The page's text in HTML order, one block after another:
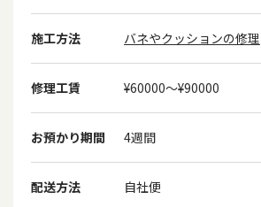
施工方法 バネやクッションの修理
修理工賃 ¥60000〜¥90000
お預かり期間 4週間
配送方法 自社便